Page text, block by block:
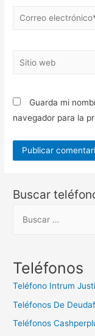
Correo
Sitio
Guarda mi
navegador para la
Buscar
c
:
Teléfonos
Teléfono Intrum
Teléfonos De
Teléfonos